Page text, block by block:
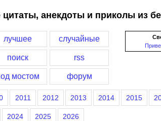
анекдоты и приколы из
лучшее случайные
поиск rss
мостом форум
2011 2012 2013 2014 2015
2024 2025 2026